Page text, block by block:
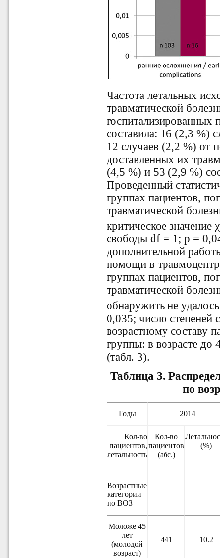
Частота летальных
травматической
составила: 16 (2,3 %)
12 случаев (2,2 %) от
доставленных их
(4,5 %) и 53 (2,9 %)
Проведенный
группах пациентов,
травматической
критическое значение χ
свободы df = 1; р =
дополнительной
помощи в
группах пациентов,
травматической
обнаружить не
0,035; число
возрастному составу
группы: в возрасте до
(табл. 3).
Таблица 3.
по
Годы 2014
Кол-во
пациентов,
летальность
Возрастные
категории
по ВОЗ
Кол-во
пациентов
(абс.)
(%)
Моложе 45
лет
(молодой
возраст)
441 10.2